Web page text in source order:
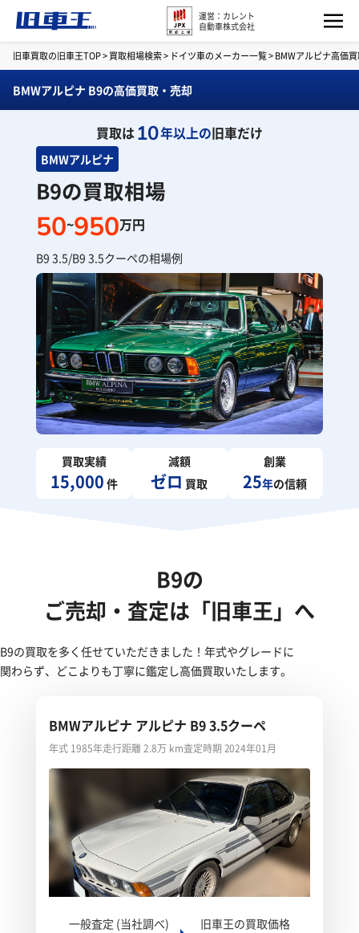
運営：カレント
自動車株式会社
旧車買取の旧車王TOP>買取相場検索> ドイツ車のメーカー一覧>BMWアルピナ高価
BMWアルピナ B9の高価買取・売却
買取は10年以上の旧車だけ
BMWアルピナ
B9の買取相場
50~950万円
B9 3.5/B9 3.5クーペの相場例
買取実績
15,000 件
減額
ゼロ 買取
創業
25年の信頼
B9の
ご売却・査定は「旧車王」へ
B9の買取を多く任せていただきました！年式やグレードに
関わらず、どこよりも丁寧に鑑定し高価買取いたします。
BMWアルピナ アルピナ B9 3.5クーペ
年式 1985年走行距離 2.8万 km査定時期 2024年01月
一般査定 (当社調べ) 旧車王の買取価格